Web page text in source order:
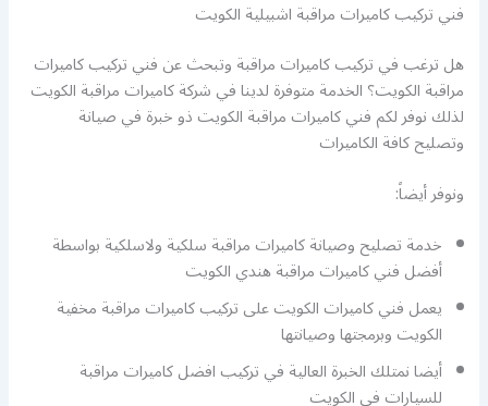
فني تركيب كاميرات مراقبة اشبيلية الكويت
هل ترغب في تركيب كاميرات مراقبة وتبحث عن فني تركيب كاميرات
مراقبة الكويت؟ الخدمة متوفرة لدينا في شركة كاميرات مراقبة الكويت
لذلك نوفر لكم فني كاميرات مراقبة الكويت ذو خبرة في صيانة
وتصليح كافة الكاميرات
ونوفر أيضاً:
خدمة تصليح وصيانة كاميرات مراقبة سلكية ولاسلكية بواسطة
أفضل فني كاميرات مراقبة هندي الكويت
يعمل فني كاميرات الكويت على تركيب كاميرات مراقبة مخفية
الكويت وبرمجتها وصيانتها
أيضا نمتلك الخبرة العالية في تركيب افضل كاميرات مراقبة
للسيارات في الكويت